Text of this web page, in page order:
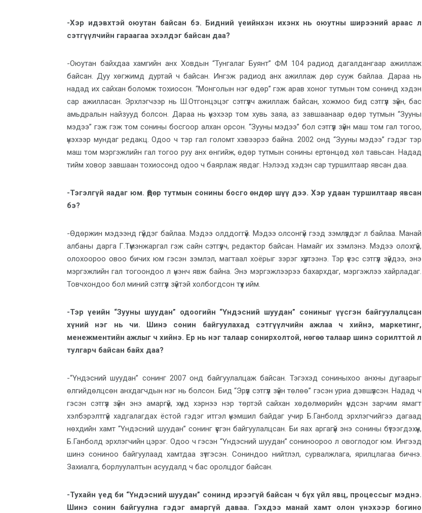
-Хэр идэвхтэй оюутан байсан бэ. Бидний үеийнхэн ихэнх нь оюутны ширээний араас л
сэтгүүлчийн гараагаа эхэлдэг байсан даа?
-Оюутан байхдаа хамгийн анх Ховдын “Тунгалаг Буянт” ФМ 104 радиод дагалдангаар ажиллаж
байсан. Дуу хөгжимд дуртай ч байсан. Ингэж радиод анх ажиллаж дөр сууж байлаа. Дараа нь
надад их сайхан боломж тохиосон. “Монголын нэг өдөр” гэж арав хоног тутмын том сонинд хэдэн
сар ажилласан. Эрхлэгчээр нь Ш.Отгонцэцэг сэтгүүлч ажиллаж байсан, хожмоо бид сэтгүүл зүйн, бас
амьдралын найзууд болсон. Дараа нь үнэхээр том хувь заяа, аз завшаанаар өдөр тутмын “Зууны
мэдээ” гэж гэж том сонины босгоор алхан орсон. “Зууны мэдээ” бол сэтгүүл зүйн маш том гал тогоо,
үнэхээр мундаг редакц. Одоо ч тэр гал голомт хэвээрээ байна. 2002 онд “Зууны мэдээ” гэдэг тэр
маш том мэргэжлийн гал тогоо руу анх өнгийж, өдөр тутмын сонины ертөнцөд хөл тавьсан. Надад
тийм ховор завшаан тохиосонд одоо ч баярлаж явдаг. Нэлээд хэдэн сар туршилтаар явсан даа.
-Тэгэлгүй яадаг юм. Өдөр тутмын сонины босго өндөр шүү дээ. Хэр удаан туршилтаар явсан
бэ?
-Өдөржин мэдээнд гүйдэг байлаа. Мэдээ олддоггүй. Мэдээ олсонгүй гээд зэмлүүлдэг л байлаа. Манай
албаны дарга Г.Түмэнжаргал гэж сайн сэтгүүлч, редактор байсан. Намайг их зэмлэнэ. Мэдээ олохгүй,
олохоороо овоо бичих юм гэсэн зэмлэл, магтаал хоёрыг зэрэг хүртээнэ. Тэр үеэс сэтгүүл зүйдээ, энэ
мэргэжлийн гал тогоондоо л үнэнч явж байна. Энэ мэргэжлээрээ бахархдаг, мэргэжлээ хайрладаг.
Товчхондоо бол миний сэтгүүл зүйтэй холбогдсон түүх ийм.
-Тэр үеийн “Зууны шуудан” одоогийн “Үндэсний шуудан” сониныг үүсгэн байгуулалцсан
хүний нэг нь чи. Шинэ сонин байгуулахад сэтгүүлчийн ажлаа ч хийнэ, маркетинг,
менежментийн ажлыг ч хийнэ. Ер нь нэг талаар сонирхолтой, нөгөө талаар шинэ сорилттой л
тулгарч байсан байх даа?
-“Үндэсний шуудан” сонинг 2007 онд байгуулалцаж байсан. Тэгэхэд сониныхоо анхны дугаарыг
өлгийдөлцсөн анхдагчдын нэг нь болсон. Бид “Эрүүл сэтгүүл зүйн төлөө” гэсэн уриа дэвшүүлсэн. Надад ч
гэсэн сэтгүүл зүйн энэ амаргүй, хүнд хэрнээ нэр төртэй сайхан хөдөлмөрийн үндсэн зарчим ямагт
хэлбэрэлтгүй хадгалагдах ёстой гэдэг итгэл үнэмшил байдаг учир Б.Ганболд эрхлэгчийгээ дагаад
нөхдийн хамт “Үндэсний шуудан” сонинг үүсгэн байгуулалцсан. Би яах аргагүй энэ сонины бүтээгдэхүүн,
Б.Ганболд эрхлэгчийн цэрэг. Одоо ч гэсэн “Үндэсний шуудан” сониноороо л овоглодог юм. Ингээд
шинэ сониноо байгуулаад хамтдаа зүтгэсэн. Сониндоо нийтлэл, сурвалжлага, ярилцлагаа бичнэ.
Захиалга, борлуулалтын асуудалд ч бас оролцдог байсан.
-Тухайн үед би “Үндэсний шуудан” сонинд ирээгүй байсан ч бүх үйл явц, процессыг мэднэ.
Шинэ сонин байгуулна гэдэг амаргүй даваа. Гэхдээ манай хамт олон үнэхээр богино